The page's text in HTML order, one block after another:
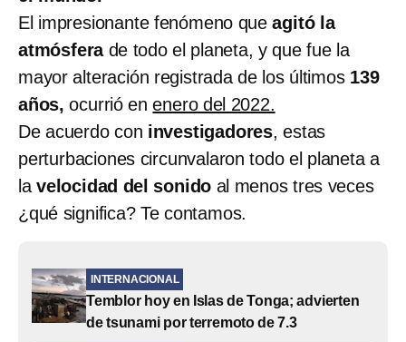
El impresionante fenómeno queagitó la
atmósferade todo el planeta, y que fue la
mayor alteración registrada de los últimos139
años,ocurrió enenero del 2022.
De acuerdo con investigadores, estas
perturbaciones circunvalaron todo el planeta a
lavelocidad del sonido al menos tres veces
¿qué significa? Te contamos.
INTERNACIONAL
Temblor hoy en Islas de Tonga; advierten
de tsunami por terremoto de 7.3